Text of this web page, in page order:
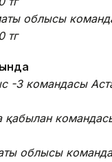
облысы
тг
-3 командасы
облысы